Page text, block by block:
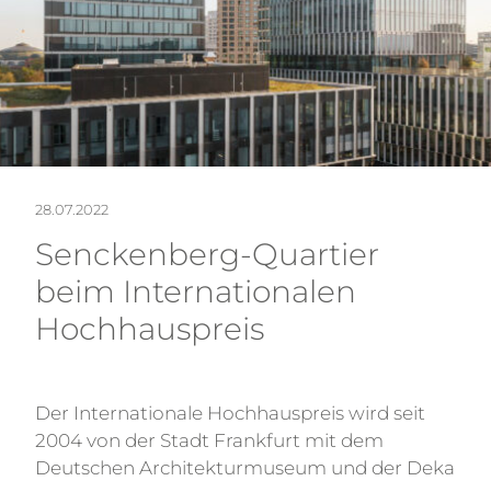
28.07.2022
Senckenberg-Quartier
beim Internationalen
Hochhauspreis
Der Internationale Hochhauspreis wird seit
2004 von der Stadt Frankfurt mit dem
Deutschen Architekturmuseum und der Deka